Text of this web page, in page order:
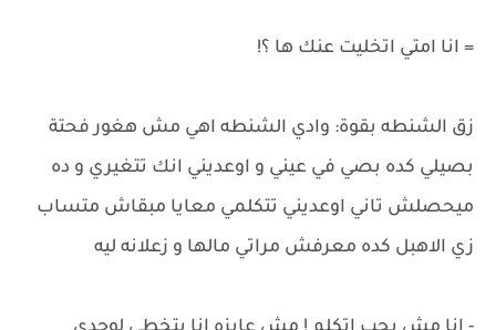
= انا امتي اتخليت عنك ها ؟!
زق الشنطه بقوة: وادي الشنطه اهي مش هغور فحتة
بصيلي كده بصي في عيني و اوعديني انك تتغيري و ده
ميحصلش تاني اوعديني تتكلمي معايا مبقاش متساب
زي الاهبل كده معرفش مراتي مالها و زعلانه ليه